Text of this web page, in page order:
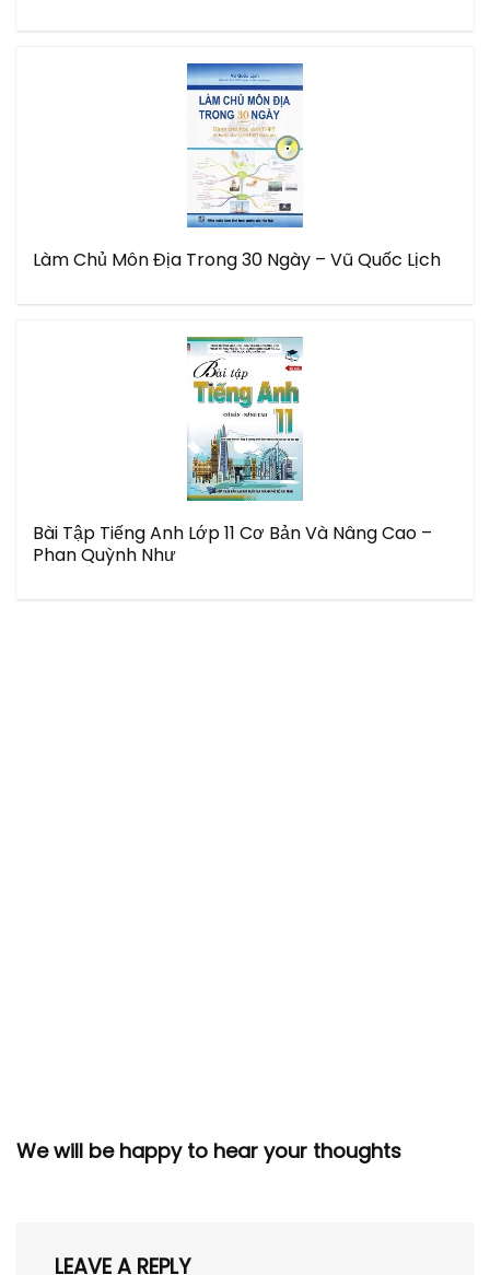
Làm Chủ Môn Địa Trong 30 Ngày – Vũ Quốc Lịch
Bài Tập Tiếng Anh Lớp 11 Cơ Bản Và Nâng Cao –
Phan Quỳnh Như
We will be happy to hear your thoughts
LEAVE A REPLY